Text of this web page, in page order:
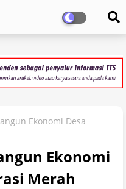
Ekonomi Desa
Ekonomi
Merah